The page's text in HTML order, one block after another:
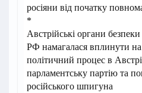
росіяни від початку
*
Австрійські органи
РФ намагалася вплинути
політичний процес в
парламентську партію та
російського шпигуна